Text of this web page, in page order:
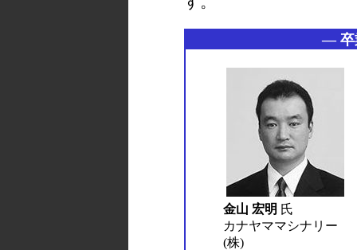
― 卒
金山 宏明 氏
カナヤママシナリー
(株)